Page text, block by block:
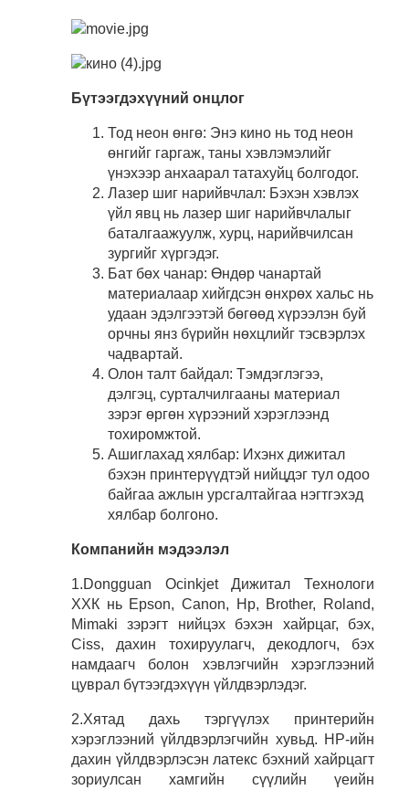
Бүтээгдэхүүний онцлог
Тод неон өнгө: Энэ кино нь тод неон
өнгийг гаргаж, таны хэвлэмэлийг
үнэхээр анхаарал татахуйц болгодог.
Лазер шиг нарийвчлал: Бэхэн хэвлэх
үйл явц нь лазер шиг нарийвчлалыг
баталгаажуулж, хурц, нарийвчилсан
зургийг хүргэдэг.
Бат бөх чанар: Өндөр чанартай
материалаар хийгдсэн өнхрөх хальс нь
удаан эдэлгээтэй бөгөөд хүрээлэн буй
орчны янз бүрийн нөхцлийг тэсвэрлэх
чадвартай.
Олон талт байдал: Тэмдэглэгээ,
дэлгэц, сурталчилгааны материал
зэрэг өргөн хүрээний хэрэглээнд
тохиромжтой.
Ашиглахад хялбар: Ихэнх дижитал
бэхэн принтерүүдтэй нийцдэг тул одоо
байгаа ажлын урсгалтайгаа нэгтгэхэд
хялбар болгоно.
Компанийн мэдээлэл
1.Dongguan Ocinkjet Дижитал Технологи
ХХК нь Epson, Canon, Hp, Brother, Roland,
Mimaki зэрэгт нийцэх бэхэн хайрцаг, бэх,
Ciss, дахин тохируулагч, декодлогч, бэх
намдаагч болон хэвлэгчийн хэрэглээний
цуврал бүтээгдэхүүн үйлдвэрлэдэг.
2.Хятад дахь тэргүүлэх принтерийн
хэрэглээний үйлдвэрлэгчийн хувьд. HP-ийн
дахин үйлдвэрлэсэн латекс бэхний хайрцагт
зориулсан хамгийн сүүлийн үеийн